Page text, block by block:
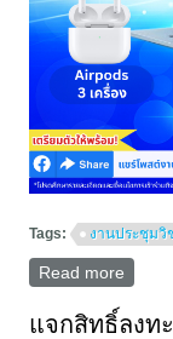
Tags: งานประชุมวิ
Read more
แจกสิทธิ์ลงท